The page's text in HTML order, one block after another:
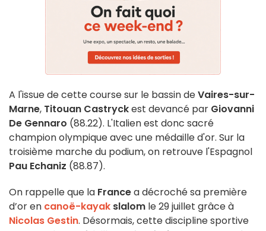
A l'issue de cette course sur le bassin deVaires-sur-
Marne, Titouan Castryckest devancé par Giovanni
De Gennaro (88.22). L'Italien est donc sacré
champion olympique avec une médaille d'or. Sur la
troisième marche du podium, on retrouve l'Espagnol
Pau Echaniz (88.87).
On rappelle que la Francea décroché sa première
d’or en canoë-kayak slalom le 29 juillet grâce à
Nicolas Gestin. Désormais, cette discipline sportive